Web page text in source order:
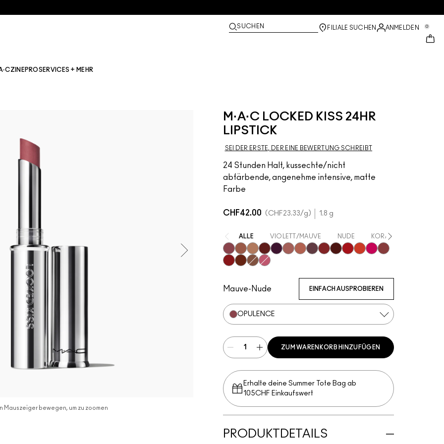
SUCHEN FILIALE SUCHEN ANMELDEN 0
PROSERVICES + MEHR
M·A·C LOCKED KISS 24HR
LIPSTICK
SEI DER ERSTE, DER EINE BEWERTUNG SCHREIBT
24 Stunden Halt, kussechte/nicht
abfärbende, angenehme intensive, matte
Farbe
Mauszeiger bewegen, um zu zoomen
CHF42.00 CHF23.33/g 1.8 g
ALLE VIOLETT/MAUVE NUDE KORALLE
Opulence
Meticulous
Teaser
Vicious
REIN
Mauve-Nude EINFACH AUSPROBIEREN
OPULENCE
ZUM WARENKORB HINZUFÜGEN
Erhalte deine Summer Tote Bag ab
105CHF Einkaufswert​
PRODUKTDETAILS